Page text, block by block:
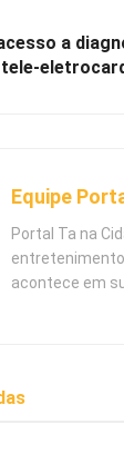
a
Equipe
Portal Ta na
acontece em